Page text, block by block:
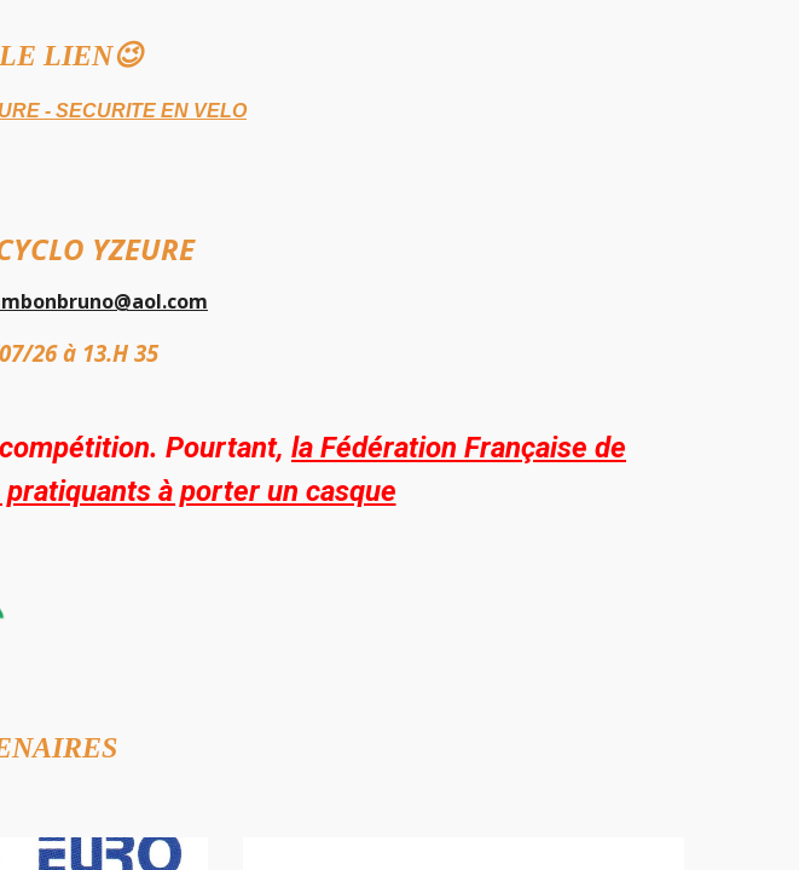
LIEN😉
- SECURITE EN VELO
YZEURE
26 à 13.H 35
Pourtant, la Fédération Française de
à porter un casque